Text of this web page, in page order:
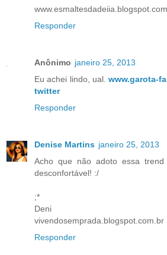
www.esmaltesdadeiia.blogspot.com
Responder
Anônimo janeiro 25, 2013
Eu achei lindo, ual.www.garota-
twitter
Responder
Denise Martins janeiro 25, 2013
Acho que não adoto essa
desconfortável! :/
;*
Deni
vivendosemprada.blogspot.com.br
Responder